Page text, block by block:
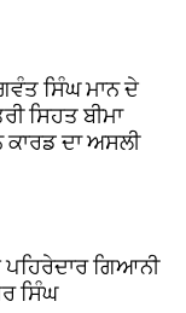
ਸਿੰਘ ਮਾਨ ਦੇ
ਸਿਹਤ ਬੀਮਾ
ਦਾ ਅਸਲੀ
ਗਿਆਨੀ
ਸਿੰਘ